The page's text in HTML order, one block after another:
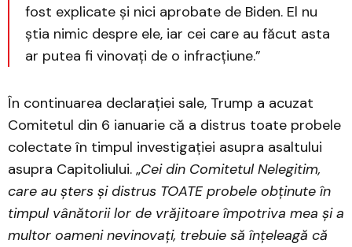
fost explicate și nici aprobate de Biden. El nu
știa nimic despre ele, iar cei care au făcut asta
ar putea fi vinovați de o infracțiune.”
În continuarea declarației sale, Trump a acuzat
Comitetul din 6 ianuarie că a distrus toate probele
colectate în timpul investigației asupra asaltului
asupra Capitoliului. „Cei din Comitetul Nelegitim,
care au șters și distrus TOATE probele obținute în
timpul vânătorii lor de vrăjitoare împotriva mea și a
multor oameni nevinovați, trebuie să înțeleagă că